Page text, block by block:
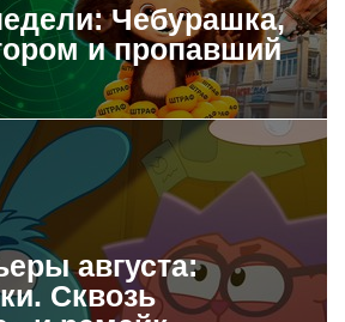
Чебурашка,
и пропавший
августа:
Сквозь